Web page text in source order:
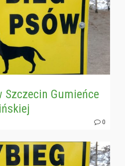
Szczecin Gumieńce
0